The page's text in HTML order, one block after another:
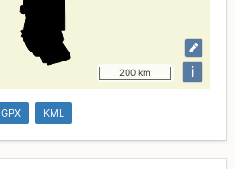
200 km i
GPX KML